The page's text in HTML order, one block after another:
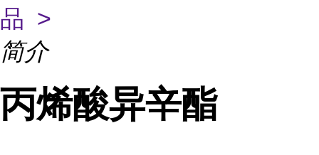
品 >
简介
丙烯酸异辛酯